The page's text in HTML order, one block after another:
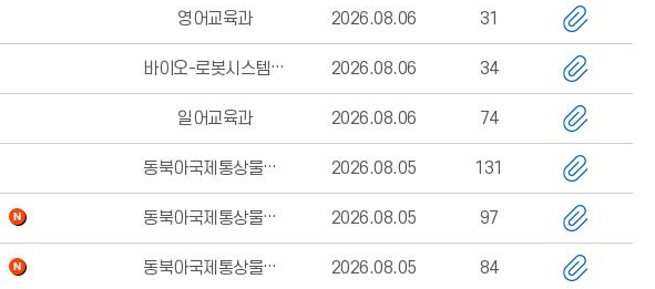
영어교육과 2026.08.06 31
바이오-로봇시스템공학과 2026.08.06 34
일어교육과 2026.08.06 74
동북아국제통상물류학부 행정실 2026.08.05 131
동북아국제통상물류학부 행정실 2026.08.05 97
동북아국제통상물류학부 행정실 2026.08.05 84